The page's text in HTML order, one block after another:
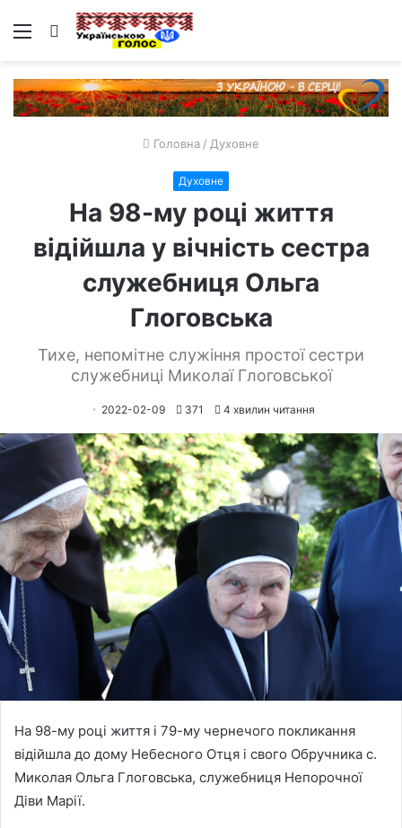
Меню Пошук
Головна / Духовне
Духовне
На 98-му році життя
відійшла у вічність сестра
служебниця Ольга
Глоговська
Тихе, непомітне служіння простої сестри
служебниці Миколаї Глоговської
2022-02-09 371 4 хвилин читання
На 98-му році життя і 79-му чернечого покликання
відійшла до дому Небесного Отця і свого Обручника с.
Миколая Ольга Глоговська, служебниця Непорочної
Діви Марії.